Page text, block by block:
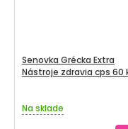
Senovka Grécka Extra
Nástroje zdravia cps 60
Na sklade